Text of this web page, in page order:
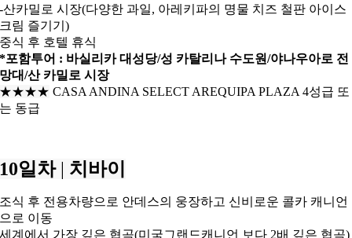
-산카밀로 시장(다양한 과일, 아레키파의 명물 치즈 철판 아이스
크림 즐기기)
중식 후 호텔 휴식
*포함투어 : 바실리카 대성당/성 카탈리나 수도원/야나우아로 전
망대/산 카밀로 시장
★★★★ CASA ANDINA SELECT AREQUIPA PLAZA 4성급 또
는 동급
10일차 | 치바이
조식 후 전용차량으로 안데스의 웅장하고 신비로운 콜카 캐니언
으로 이동
세계에서 가장 깊은 협곡(미국그랜드캐니언 보다 2배 깊은 협곡)